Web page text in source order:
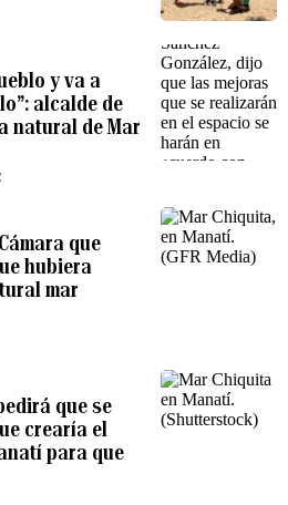
y va a
alcalde de
natural de Mar
que
hubiera
mar
que se
crearía el
para que